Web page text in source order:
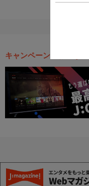
キャンペーン・お得な情